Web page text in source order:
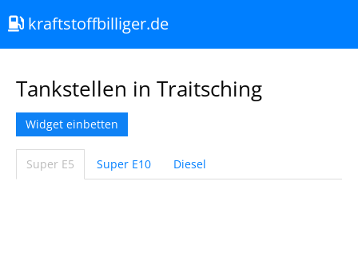
kraftstoffbilliger.de
Tankstellen in Traitsching
Widget einbetten
Super E5 Super E10 Diesel